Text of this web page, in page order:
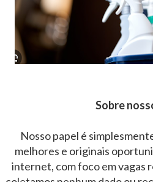
Sobre
Nosso papel é
melhores e originais
internet, com foco em vagas